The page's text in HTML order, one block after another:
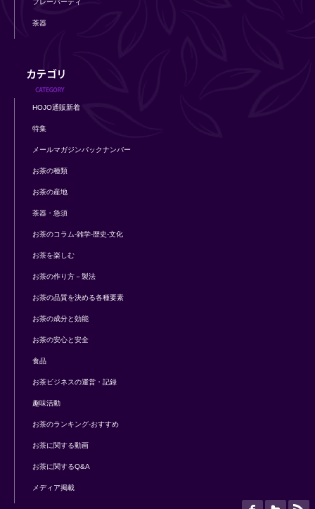
フレーバーティ
茶器
HOJO通販新着
特集
メールマガジンバックナンバー
お茶の種類
お茶の産地
茶器・急須
お茶のコラム-雑学-歴史-文化
お茶を楽しむ
お茶の作り方－製法
お茶の品質を決める各種要素
お茶の成分と効能
お茶の安心と安全
食品
お茶ビジネスの運営・記録
趣味活動
お茶のランキング-おすすめ
お茶に関する動画
お茶に関するQ&A
メディア掲載